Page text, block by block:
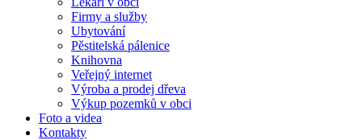
Firmy a služby
Ubytování
Pěstitelská pálenice
Knihovna
Veřejný internet
Výroba a prodej dřeva
Výkup pozemků v obci
Foto a videa
Kontakty